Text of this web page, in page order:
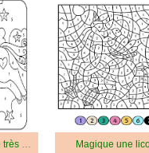
Magique une licorne très mignonne Magique une